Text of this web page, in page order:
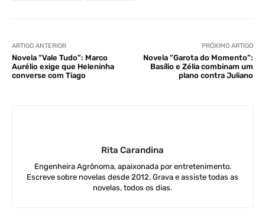
ARTIGO ANTERIOR
Novela “Vale Tudo”: Marco
Aurélio exige que Heleninha
converse com Tiago
PRÓXIMO ARTIGO
Novela “Garota do Momento”:
Basílio e Zélia combinam um
plano contra Juliano
Rita Carandina
Engenheira Agrônoma, apaixonada por entretenimento.
Escreve sobre novelas desde 2012. Grava e assiste todas as
novelas, todos os dias.